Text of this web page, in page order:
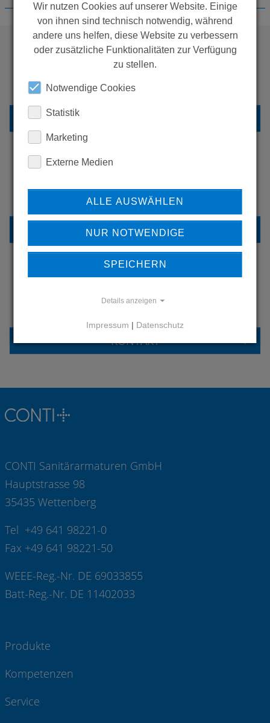
WOLLEN SIE MEHR
PRODUKTE SEHEN?
ZURÜCK ZUR ÜBERSICHT
UNSERE REFERENZEN
REFERENZEN
KONTAKTIEREN SIE UNS
KONTAKT
CONTI Sanitärarmaturen GmbH
Hauptstrasse 98
35435 Wettenberg
Tel +49 641 98221-0
Fax +49 641 98221-50
WEEE-Reg.-Nr. DE 69033855
Batt-Reg.-Nr. DE 11402033
Produkte
Kompetenzen
Service
Wir nutzen Cookies auf unserer Website. Einige
von ihnen sind technisch notwendig, während
andere uns helfen, diese Website zu verbessern
oder zusätzliche Funktionalitäten zur Verfügung
zu stellen.
Notwendige Cookies
Statistik
Marketing
Externe Medien
ALLE AUSWÄHLEN
NUR NOTWENDIGE
SPEICHERN
Details anzeigen
Impressum | Datenschutz